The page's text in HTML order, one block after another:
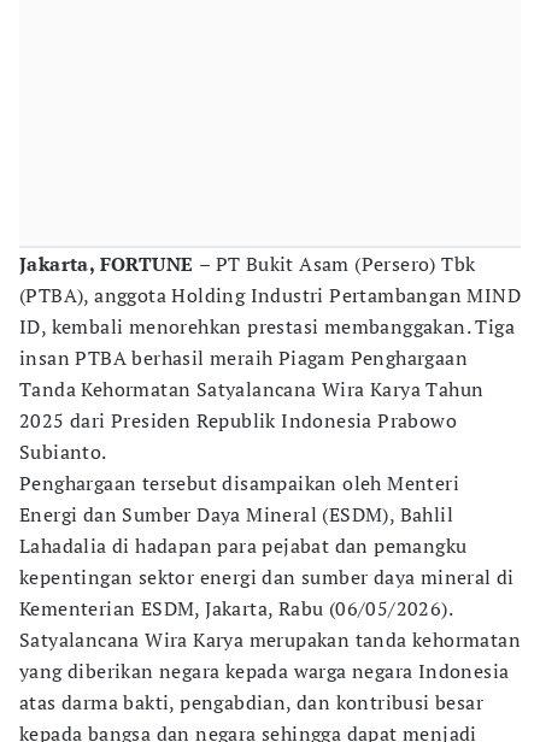
Jakarta, FORTUNE – PT Bukit Asam (Persero) Tbk
(PTBA), anggota Holding Industri Pertambangan MIND
ID, kembali menorehkan prestasi membanggakan. Tiga
insan PTBA berhasil meraih Piagam Penghargaan
Tanda Kehormatan Satyalancana Wira Karya Tahun
2025 dari Presiden Republik Indonesia Prabowo
Subianto.
Penghargaan tersebut disampaikan oleh Menteri
Energi dan Sumber Daya Mineral (ESDM), Bahlil
Lahadalia di hadapan para pejabat dan pemangku
kepentingan sektor energi dan sumber daya mineral di
Kementerian ESDM, Jakarta, Rabu (06/05/2026).
Satyalancana Wira Karya merupakan tanda kehormatan
yang diberikan negara kepada warga negara Indonesia
atas darma bakti, pengabdian, dan kontribusi besar
kepada bangsa dan negara sehingga dapat menjadi